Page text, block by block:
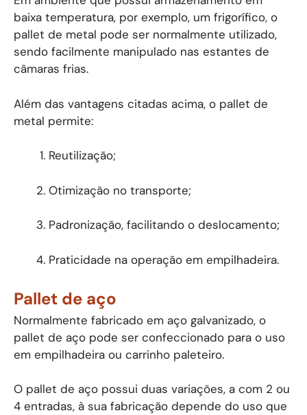
baixa temperatura, por exemplo, um frigorífico, o
pallet de metal pode ser normalmente utilizado,
sendo facilmente manipulado nas estantes de
câmaras frias.
Além das vantagens citadas acima, o pallet de
metal permite:
Reutilização;
Otimização no transporte;
Padronização, facilitando o deslocamento;
Praticidade na operação em empilhadeira.
Pallet de aço
Normalmente fabricado em aço galvanizado, o
pallet de aço pode ser confeccionado para o uso
em empilhadeira ou carrinho paleteiro.
O pallet de aço possui duas variações, a com 2 ou
4 entradas, à sua fabricação depende do uso que